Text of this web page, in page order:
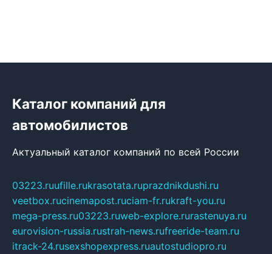
Каталог компаний для
автомобилистов
Актуальный каталог компаний по всей России
03223.ruufille.rukrasotata.ruprazdnikdushi.ru
veetbox.rucinemapost.ruciam-fr.rukraft-you.ru
mega-press.ru03223.ruweb-explore.rurastenuya.ru
eurovision-russia.rustrah-news.rufreeride-team.ru
itrack-24.rusexshopexpress.ruautostudiopro.ru